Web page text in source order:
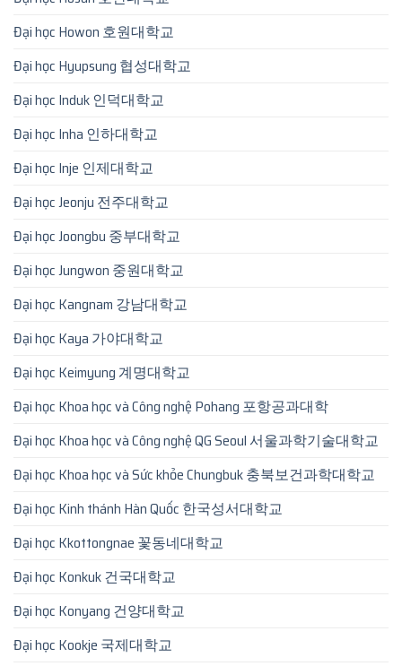
Đại học Howon 호원대학교
Đại học Hyupsung 협성대학교
Đại học Induk 인덕대학교
Đại học Inha 인하대학교
Đại học Inje 인제대학교
Đại học Jeonju 전주대학교
Đại học Joongbu 중부대학교
Đại học Jungwon 중원대학교
Đại học Kangnam 강남대학교
Đại học Kaya 가야대학교
Đại học Keimyung 계명대학교
Đại học Khoa học và Công nghệ Pohang 포항공과대학
Đại học Khoa học và Công nghệ QG Seoul 서울과학기술대학교
Đại học Khoa học và Sức khỏe Chungbuk 충북보건과학대학교
Đại học Kinh thánh Hàn Quốc 한국성서대학교
Đại học Kkottongnae 꽃동네대학교
Đại học Konkuk 건국대학교
Đại học Konyang 건양대학교
Đại học Kookje 국제대학교